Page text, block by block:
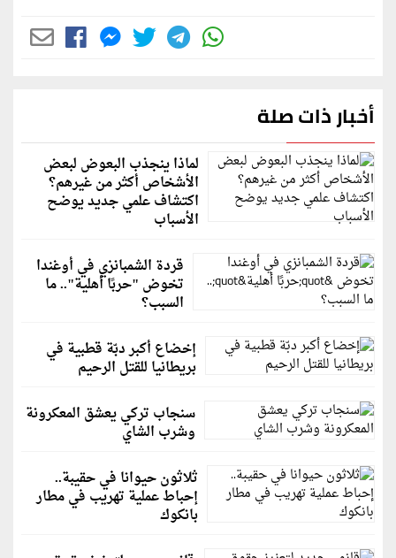
أخبار ذات صلة
لماذا ينجذب البعوض لبعض
الأشخاص أكثر من غيرهم؟
اكتشاف علمي جديد يوضح
الأسباب
قردة الشمبانزي في أوغندا
تخوض "حربًا أهلية".. ما
السبب؟
إخضاع أكبر دبّة قطبية في
بريطانيا للقتل الرحيم
سنجاب تركي يعشق المعكرونة
وشرب الشاي
ثلاثون حيوانا في حقيبة..
إحباط عملية تهريب في مطار
بانكوك